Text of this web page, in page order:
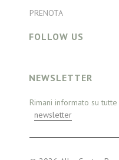
PRENOTA
FOLLOW US
NEWSLETTER
Rimani informato su
newsletter